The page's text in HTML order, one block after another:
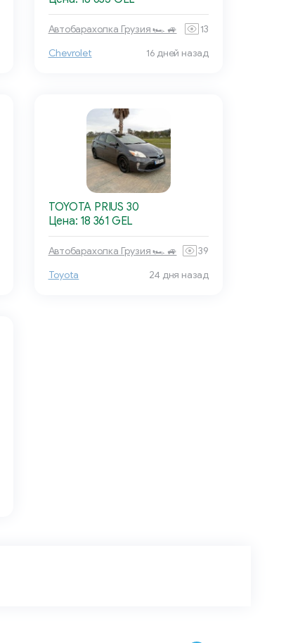
Автобарахолка Грузия 🏎 🚙 13
Chevrolet 16 дней назад
TOYOTA PRIUS 30
Цена: 18 361 GEL
Автобарахолка Грузия 🏎 🚙 39
Toyota 24 дня назад